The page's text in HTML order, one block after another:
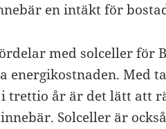
en intäkt för
med solceller för
energikostnaden. Med
trettio år är det lätt att
Solceller är